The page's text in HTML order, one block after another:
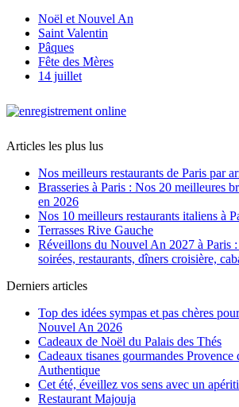
Noël et Nouvel An
Saint Valentin
Pâques
Fête des Mères
14 juillet
Articles les plus lus
Nos meilleurs restaurants de Paris par
Brasseries à Paris : Nos 20 meilleures
en 2026
Nos 10 meilleurs restaurants italiens à
Terrasses Rive Gauche
Réveillons du Nouvel An 2027 à Paris
soirées, restaurants, dîners croisière,
Derniers articles
Top des idées sympas et pas chères
Nouvel An 2026
Cadeaux de Noël du Palais des Thés
Cadeaux tisanes gourmandes
Authentique
Cet été, éveillez vos sens avec un
Restaurant Majouja